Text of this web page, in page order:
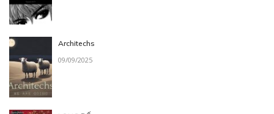
Architechs
09/09/2025